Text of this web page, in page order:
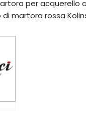
per acquerello
di martora rossa